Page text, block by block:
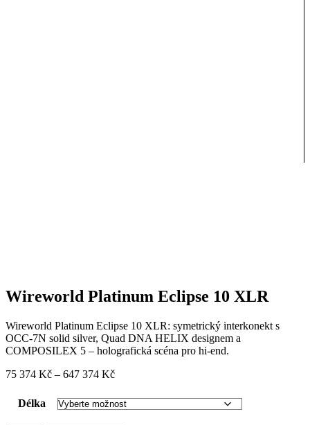
Wireworld Platinum Eclipse 10 XLR
Wireworld Platinum Eclipse 10 XLR: symetrický interkonekt s
OCC-7N solid silver, Quad DNA HELIX designem a
COMPOSILEX 5 – holografická scéna pro hi-end.
75 374 Kč – 647 374 KčRozpětí
75
374 Kč
Délka